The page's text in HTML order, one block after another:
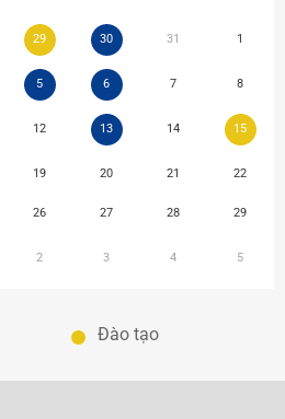
29 30 31 1
5 6 7 8
12 13 14 15
19 20 21 22
26 27 28 29
2 3 4 5
Đào tạo